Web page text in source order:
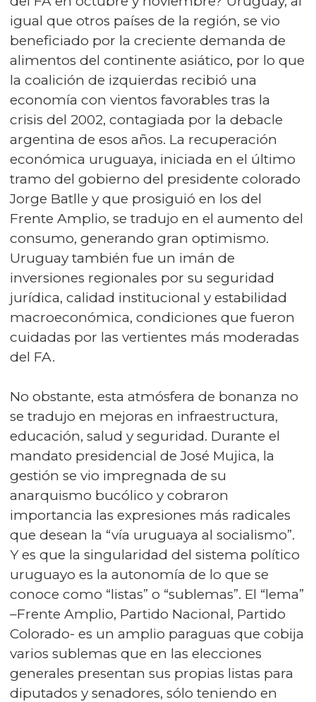
igual que otros países de la región, se vio
beneficiado por la creciente demanda de
alimentos del continente asiático, por lo que
la coalición de izquierdas recibió una
economía con vientos favorables tras la
crisis del 2002, contagiada por la debacle
argentina de esos años. La recuperación
económica uruguaya, iniciada en el último
tramo del gobierno del presidente colorado
Jorge Batlle y que prosiguió en los del
Frente Amplio, se tradujo en el aumento del
consumo, generando gran optimismo.
Uruguay también fue un imán de
inversiones regionales por su seguridad
jurídica, calidad institucional y estabilidad
macroeconómica, condiciones que fueron
cuidadas por las vertientes más moderadas
del FA.
No obstante, esta atmósfera de bonanza no
se tradujo en mejoras en infraestructura,
educación, salud y seguridad. Durante el
mandato presidencial de José Mujica, la
gestión se vio impregnada de su
anarquismo bucólico y cobraron
importancia las expresiones más radicales
que desean la “vía uruguaya al socialismo”.
Y es que la singularidad del sistema político
uruguayo es la autonomía de lo que se
conoce como “listas” o “sublemas”. El “lema”
–Frente Amplio, Partido Nacional, Partido
Colorado- es un amplio paraguas que cobija
varios sublemas que en las elecciones
generales presentan sus propias listas para
diputados y senadores, sólo teniendo en